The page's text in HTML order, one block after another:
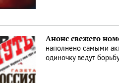
Анонс свежего
наполнено самыми
одиночку ведут